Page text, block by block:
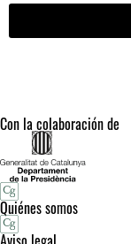
Con la colaboración de
Quiénes somos